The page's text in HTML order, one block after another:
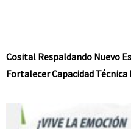
Cosital Respaldando Nuevo
Fortalecer Capacidad